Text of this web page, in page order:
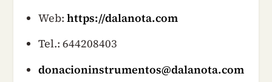
Web:https://dalanota.com
Tel.: 644208403
donacioninstrumentos@dalanota.com